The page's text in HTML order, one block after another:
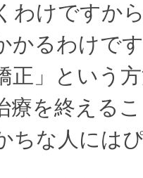
わけですか
かるわけで
正」という
療を終える
ちな人には